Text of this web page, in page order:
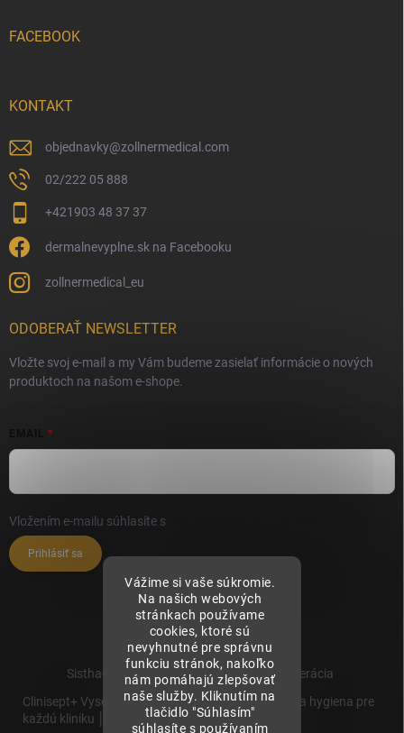
Vážime si vaše súkromie.
Na našich webových
stránkach používame
cookies, ktoré sú
nevyhnutné pre správnu
funkciu stránok, nakoľko
nám pomáhajú zlepšovať
naše služby. Kliknutím na
tlačidlo "Súhlasím"
súhlasíte s používaním
FACEBOOK
KONTAKT
objednavky@zollnermedical.com
02/222 05 888
+421903 48 37 37
dermalnevyplne.sk na Facebooku
zollnermedical_eu
ODOBERAŤ NEWSLETTER
Vložte svoj e-mail a my Vám budeme zasielať informácie o nových
produktoch na našom e-shope.
Vložením e-mailu súhlasíte s
Prihlásiť sa
Sisthaema.sk - Skutočná Dermálna Regenerácia
Clinisept+ Vysoko účinné čistenie a antimikrobiálna hygiena pre
každú kliniku │